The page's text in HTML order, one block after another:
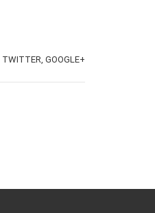
TWITTER, GOOGLE+